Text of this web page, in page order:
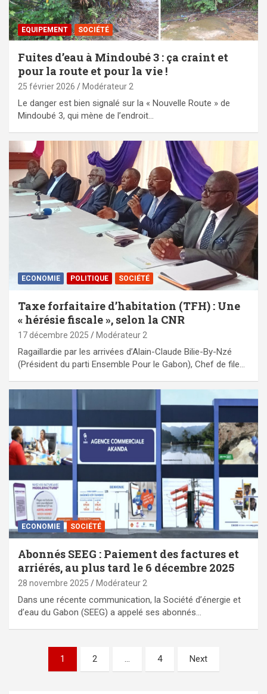
EQUIPEMENT SOCIÉTÉ
Fuites d’eau à Mindoubé 3 : ça craint et
pour la route et pour la vie !
25 février 2026 Modérateur 2
Le danger est bien signalé sur la « Nouvelle Route » de
Mindoubé 3, qui mène de l’endroit…
ECONOMIE POLITIQUE SOCIÉTÉ
Taxe forfaitaire d’habitation (TFH) : Une
« hérésie fiscale », selon la CNR
17 décembre 2025 Modérateur 2
Ragaillardie par les arrivées d’Alain-Claude Bilie-By-Nzé
(Président du parti Ensemble Pour le Gabon), Chef de file…
ECONOMIE SOCIÉTÉ
Abonnés SEEG : Paiement des factures et
arriérés, au plus tard le 6 décembre 2025
28 novembre 2025 Modérateur 2
Dans une récente communication, la Société d’énergie et
d’eau du Gabon (SEEG) a appelé ses abonnés…
Pagination
1 2 … 4 Next